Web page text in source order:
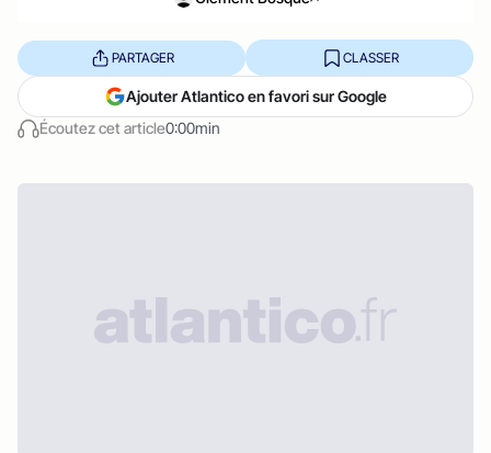
Écoutez cet article0:00min
PARTAGER CLASSER
Ajouter Atlantico en favori sur Google